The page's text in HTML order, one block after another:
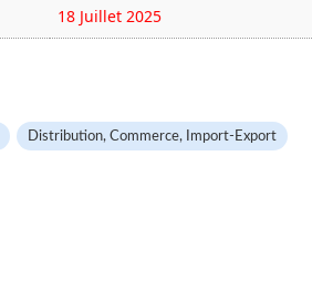
18 Juillet 2025
Distribution, Commerce, Import-Export